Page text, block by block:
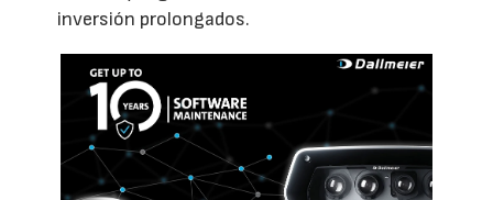
inversión prolongados.